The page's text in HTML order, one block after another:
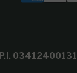
03412400131